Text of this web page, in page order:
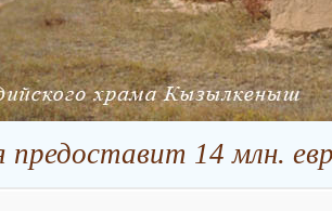
предоставит 14 млн.